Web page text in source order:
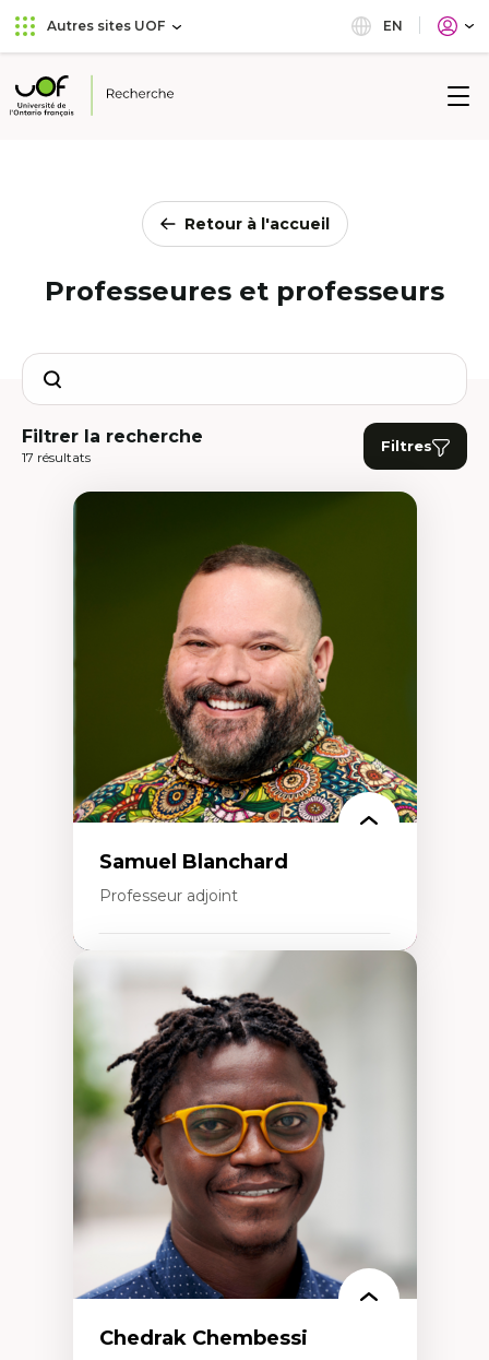
Aller
au
principal
Passer
au
Autres sites UOF EN
Université
Retour à l'accueil
Professeures et professeurs
Search
Filtrer la recherche
17 résultats
Filtres
Samuel Blanchard
Professeur adjoint
Didactique des sciences – processus
d’enquête et culture scientifique
Éducation en milieu minoritaire –
construction identitaire et conscience
critique
Technologies éducatives – ludification et
programmation pédagogique
La langue dans toutes les matières –
environnement discursif et langage
scientifique
Chedrak Chembessi